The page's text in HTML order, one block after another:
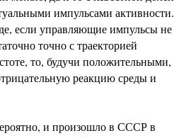
импульсами активности.
если управляющие импульсы не
точно с траекторией
то, будучи положительными,
реакцию среды и
и произошло в СССР в